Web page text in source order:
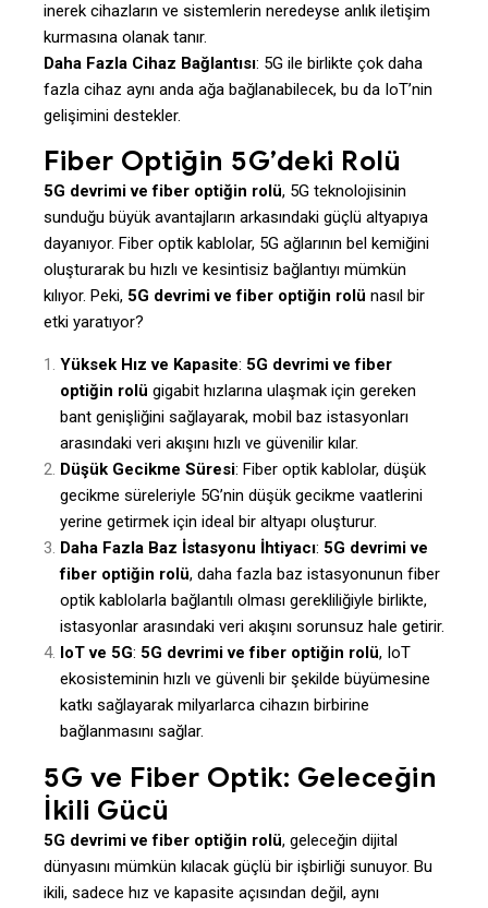
inerek cihazların ve sistemlerin neredeyse anlık iletişim
kurmasına olanak tanır.
Daha Fazla Cihaz Bağlantısı: 5G ile birlikte çok daha
fazla cihaz aynı anda ağa bağlanabilecek, bu da IoT’nin
gelişimini destekler.
Fiber Optiğin 5G’deki Rolü
5G devrimi ve fiber optiğin rolü, 5G teknolojisinin
sunduğu büyük avantajların arkasındaki güçlü altyapıya
dayanıyor. Fiber optik kablolar, 5G ağlarının bel kemiğini
oluşturarak bu hızlı ve kesintisiz bağlantıyı mümkün
kılıyor. Peki, 5G devrimi ve fiber optiğin rolü nasıl bir
etki yaratıyor?
Yüksek Hız ve Kapasite: 5G devrimi ve fiber
optiğin rolü gigabit hızlarına ulaşmak için gereken
bant genişliğini sağlayarak, mobil baz istasyonları
arasındaki veri akışını hızlı ve güvenilir kılar.
Düşük Gecikme Süresi: Fiber optik kablolar, düşük
gecikme süreleriyle 5G’nin düşük gecikme vaatlerini
yerine getirmek için ideal bir altyapı oluşturur.
Daha Fazla Baz İstasyonu İhtiyacı: 5G devrimi ve
fiber optiğin rolü, daha fazla baz istasyonunun fiber
optik kablolarla bağlantılı olması gerekliliğiyle birlikte,
istasyonlar arasındaki veri akışını sorunsuz hale getirir.
IoT ve 5G: 5G devrimi ve fiber optiğin rolü, IoT
ekosisteminin hızlı ve güvenli bir şekilde büyümesine
katkı sağlayarak milyarlarca cihazın birbirine
bağlanmasını sağlar.
5G ve Fiber Optik: Geleceğin
İkili Gücü
5G devrimi ve fiber optiğin rolü, geleceğin dijital
dünyasını mümkün kılacak güçlü bir işbirliği sunuyor. Bu
ikili, sadece hız ve kapasite açısından değil, aynı